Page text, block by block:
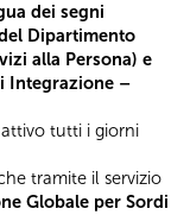
dei segni
Dipartimento
alla Persona) e
Integrazione –
attivo tutti i giorni
tramite il servizio
Globale per Sordi